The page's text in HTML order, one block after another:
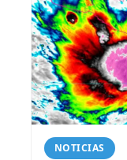
NOTICIAS